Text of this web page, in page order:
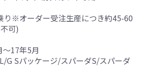
※オーダー受注生産につき約45-60
可)
17年5月
G Sパッケージ/スパーダS/スパーダ